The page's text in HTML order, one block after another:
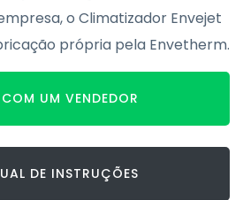
o Climatizador Envejet
própria pela Envetherm.
COM UM VENDEDOR
DE INSTRUÇÕES